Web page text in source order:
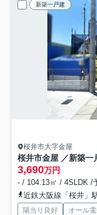
新築一戸建
桜井市大字金屋
桜井市金屋 ／新築一
3,690万円
- / 104.13㎡ / 4SLDK /
近鉄大阪線「桜井」
陽当り良好 オール